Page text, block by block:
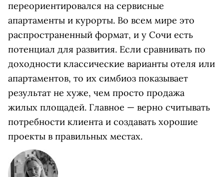
переориентировался на сервисные
апартаменты и курорты. Во всем мире это
распространенный формат, и у Сочи есть
потенциал для развития. Если сравнивать по
доходности классические варианты отеля или
апартаментов, то их симбиоз показывает
результат не хуже, чем просто продажа
жилых площадей. Главное — верно считывать
потребности клиента и создавать хорошие
проекты в правильных местах.